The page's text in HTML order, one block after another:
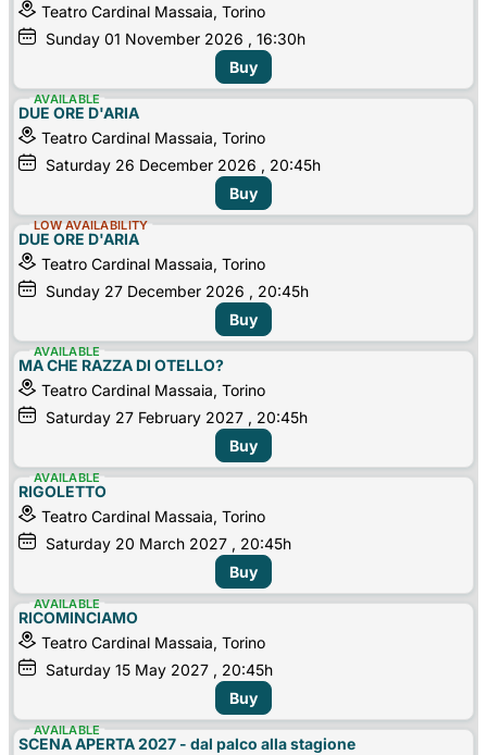
Teatro Cardinal Massaia, Torino
Sunday 01 November 2026 , 16:30h
Buy
DUE ORE D'ARIA
Teatro Cardinal Massaia, Torino
Saturday 26 December 2026 , 20:45h
AVAILABLE
Buy
DUE ORE D'ARIA
Teatro Cardinal Massaia, Torino
Sunday 27 December 2026 , 20:45h
LOW AVAILABILITY
Buy
MA CHE RAZZA DI OTELLO?
Teatro Cardinal Massaia, Torino
Saturday 27 February 2027 , 20:45h
AVAILABLE
Buy
RIGOLETTO
Teatro Cardinal Massaia, Torino
Saturday 20 March 2027 , 20:45h
AVAILABLE
Buy
RICOMINCIAMO
Teatro Cardinal Massaia, Torino
Saturday 15 May 2027 , 20:45h
AVAILABLE
Buy
SCENA APERTA 2027 - dal palco alla stagione
AVAILABLE